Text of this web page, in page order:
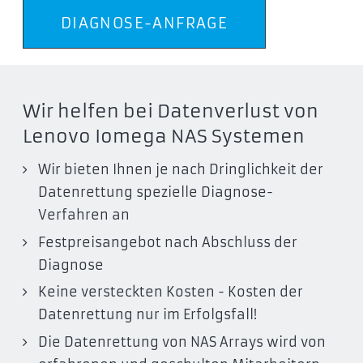
DIAGNOSE-ANFRAGE
Wir helfen bei Datenverlust von
Lenovo Iomega NAS Systemen
Wir bieten Ihnen je nach Dringlichkeit der
Datenrettung spezielle Diagnose-
Verfahren an
Festpreisangebot nach Abschluss der
Diagnose
Keine versteckten Kosten - Kosten der
Datenrettung nur im Erfolgsfall!
Die Datenrettung von NAS Arrays wird von